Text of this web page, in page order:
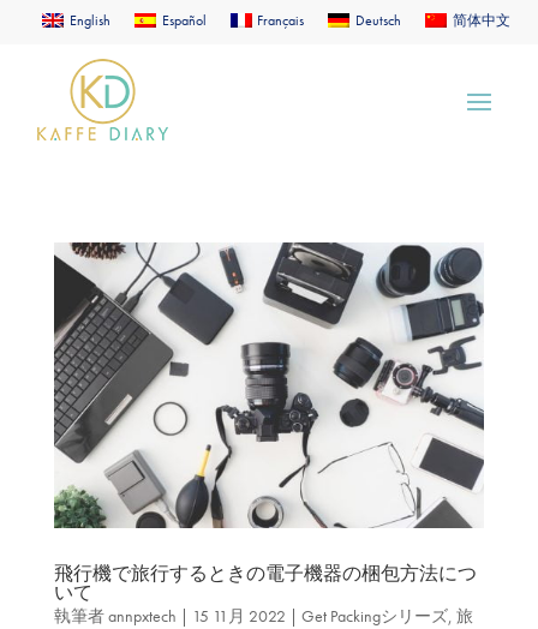
English Español Français Deutsch 简体中文
飛行機で旅行するときの電子機器の梱包方法につ
いて
執筆者annpxtech 15 11月 2022 Get Packingシリーズ, 旅